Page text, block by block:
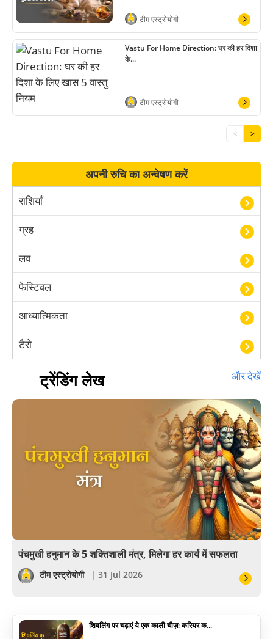
टीम एस्ट्रोयोगी
Vastu For Home Direction: घर की हर दिशा
के...
टीम एस्ट्रोयोगी
< >
अपनी रुचि का अन्वेषण करें
राशियाँ
ग्रह
लव
फेस्टिवल
आध्यात्मिकता
टैरो
हस्तरेखा शास्त्र
बॉलीवुड
खेल
सेलिब्रिटी
योग
ट्रेंडिंग लेख और देखें
पंचमुखी हनुमान के 5 शक्तिशाली मंत्र, मिलेगा हर कार्य में सफलता
टीम एस्ट्रोयोगी | 31 Jul 2026
शिवलिंग पर चढ़ाएं ये एक काली चीज़: करियर क...